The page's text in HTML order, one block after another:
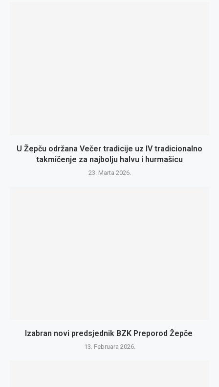
U Žepču održana Večer tradicije uz IV tradicionalno
takmičenje za najbolju halvu i hurmašicu
23. Marta 2026.
Izabran novi predsjednik BZK Preporod Žepče
13. Februara 2026.